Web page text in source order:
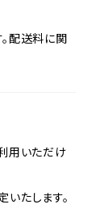
配送料に関
用いただけ
たします。